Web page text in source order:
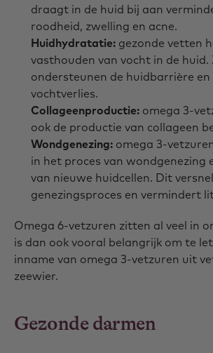
draagt in de huid bij aan
roodheid, zwelling en acne.
Huidhydratatie: gezonde vetten
vasthouden van vocht in de huid.
ondersteunen de huidbarrière en
vochtverlies.
Collageenproductie: omega 3-
ook de productie van collageen
Wondgenezing: omega 3-
in het proces van wondgenezing
van nieuwe huidcellen. Dit
genezingsproces en vermindert
Omega 6-vetzuren zitten al veel in
is dan ook vooral belangrijk om te
inname van omega 3-vetzuren uit
zeewier.
Gezonde darmen